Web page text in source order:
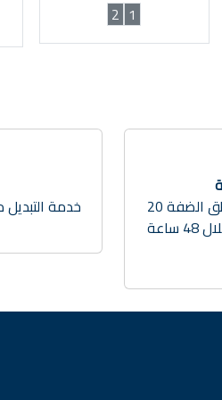
1
2
والقدس 30 والداخل 70 شيكل، خلال 48 ساعة